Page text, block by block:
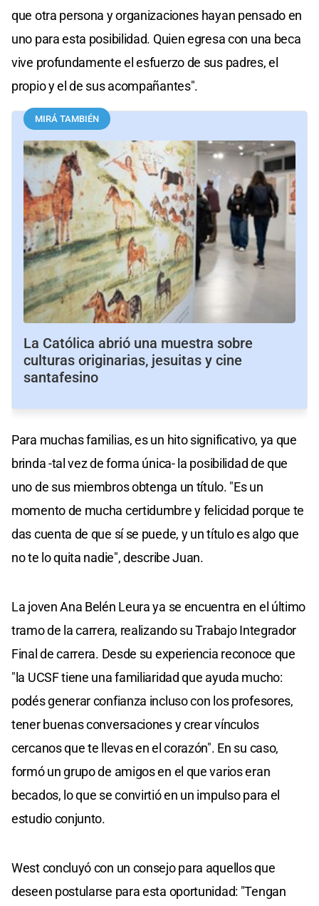
que otra persona y organizaciones hayan pensado en
uno para esta posibilidad. Quien egresa con una beca
vive profundamente el esfuerzo de sus padres, el
propio y el de sus acompañantes".
MIRÁ TAMBIÉN
La Católica abrió una muestra sobre
culturas originarias, jesuitas y cine
santafesino
Para muchas familias, es un hito significativo, ya que
brinda -tal vez de forma única- la posibilidad de que
uno de sus miembros obtenga un título. "Es un
momento de mucha certidumbre y felicidad porque te
das cuenta de que sí se puede, y un título es algo que
no te lo quita nadie", describe Juan.
La joven Ana Belén Leura ya se encuentra en el último
tramo de la carrera, realizando su Trabajo Integrador
Final de carrera. Desde su experiencia reconoce que
"la UCSF tiene una familiaridad que ayuda mucho:
podés generar confianza incluso con los profesores,
tener buenas conversaciones y crear vínculos
cercanos que te llevas en el corazón". En su caso,
formó un grupo de amigos en el que varios eran
becados, lo que se convirtió en un impulso para el
estudio conjunto.
West concluyó con un consejo para aquellos que
deseen postularse para esta oportunidad: "Tengan